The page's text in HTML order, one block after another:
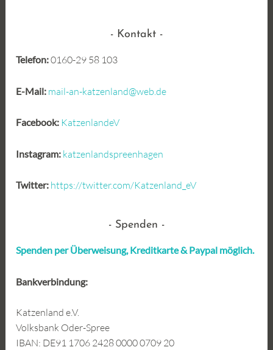
Kontakt
Telefon:0160-29 58 103
E-Mail: mail-an-katzenland@web.de
Facebook: KatzenlandeV
Instagram: katzenlandspreenhagen
Twitter: https://twitter.com/Katzenland_eV
Spenden
Spenden per Überweisung, Kreditkarte & Paypal möglich.
Bankverbindung:
Katzenland e.V.
Volksbank Oder-Spree
IBAN: DE91 1706 2428 0000 0709 20